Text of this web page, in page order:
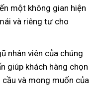
một không gian hiện
và riêng tư cho
nhân viên của chúng
giúp khách hàng chọn
và mong muốn của